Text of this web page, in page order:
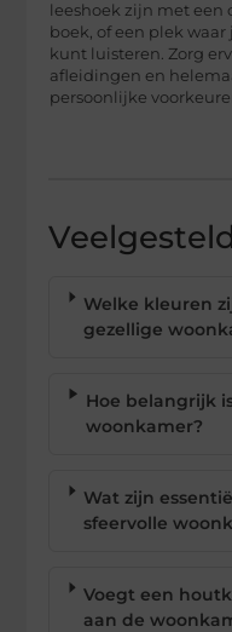
leeshoek zijn met een
boek, of een plek
kunt luisteren. Zorg
afleidingen en
persoonlijke
Welke kleuren
gezellige
Hoe belangrijk
woonkamer?
Wat zijn
sfeervolle
Voegt een
aan de